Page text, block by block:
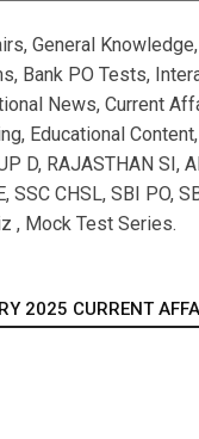
General
Bank PO Tests,
News, Current
Educational Content,
D, RAJASTHAN SI,
SSC CHSL, SBI PO,
, Mock Test Series.
2025 CURRENT